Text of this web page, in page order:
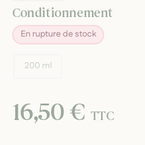
Conditionnement
En rupture de stock
200 ml
16,50 €TTC